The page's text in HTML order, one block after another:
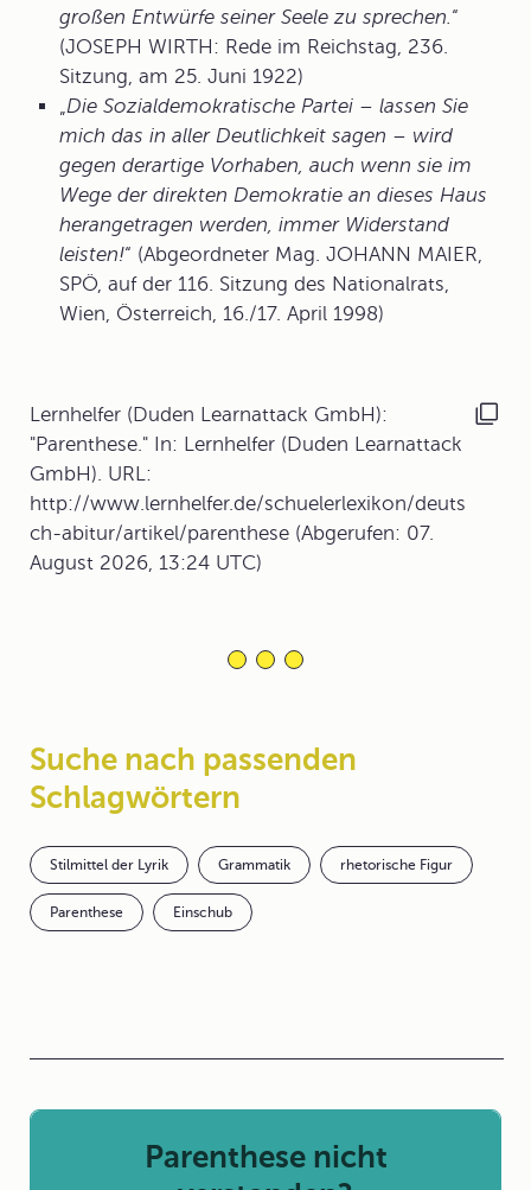
großen Entwürfe seiner Seele zu sprechen.“
(JOSEPH WIRTH: Rede im Reichstag, 236.
Sitzung, am 25. Juni 1922)
„Die Sozialdemokratische Partei – lassen Sie
mich das in aller Deutlichkeit sagen – wird
gegen derartige Vorhaben, auch wenn sie im
Wege der direkten Demokratie an dieses Haus
herangetragen werden, immer Widerstand
leisten!“ (Abgeordneter Mag. JOHANN MAIER,
SPÖ, auf der 116. Sitzung des Nationalrats,
Wien, Österreich, 16./17. April 1998)
Lernhelfer (Duden Learnattack GmbH):
"Parenthese." In: Lernhelfer (Duden Learnattack
GmbH). URL:
http://www.lernhelfer.de/schuelerlexikon/deuts
ch-abitur/artikel/parenthese (Abgerufen: 07.
August 2026, 13:24 UTC)
Suche nach passenden
Schlagwörtern
Stilmittel der Lyrik Grammatik rhetorische Figur
Parenthese Einschub
Parenthese nicht